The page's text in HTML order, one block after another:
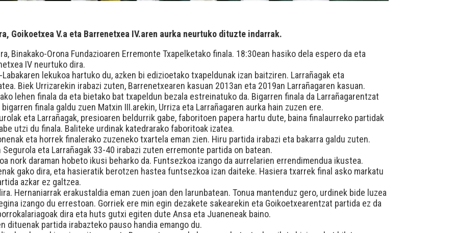
Goikoetxea V.a eta Barrenetxea IV.aren aurka neurtuko dituzte indarrak.
Binakako-Orona Fundazioaren Erremonte Txapelketako finala. 18:30ean hasiko dela espero da eta
IV neurtuko dira.
lekukoa hartuko du, azken bi edizioetako txapeldunak izan baitziren. Larrañagak eta
Biek Urrizarekin irabazi zuten, Barrenetxearen kasuan 2013an eta 2019an Larrañagaren kasuan.
lehen finala da eta bietako bat txapeldun bezala estreinatuko da. Bigarren finala da Larrañagarentzat
finala galdu zuen Matxin III.arekin, Urriza eta Larrañagaren aurka hain zuzen ere.
eta Larrañagak, presioaren beldurrik gabe, faboritoen papera hartu dute, baina finalaurreko partidak
utzi du finala. Baliteke urdinak katedrarako faboritoak izatea.
eta horrek finalerako zuzeneko txartela eman zien. Hiru partida irabazi eta bakarra galdu zuten.
eta Larrañagak 33-40 irabazi zuten erremonte partida on batean.
nork daraman hobeto ikusi beharko da. Funtsezkoa izango da aurrelarien errendimendua ikustea.
gako dira, eta hasieratik berotzen hastea funtsezkoa izan daiteke. Hasiera txarrek final asko markatu
azkar ez galtzea.
Hernaniarrak erakustaldia eman zuen joan den larunbatean. Tonua mantenduz gero, urdinek bide luzea
izango du errestoan. Gorriek ere min egin dezakete sakearekin eta Goikoetxearentzat partida ez da
dira eta huts gutxi egiten dute Ansa eta Juaneneak baino.
dituenak partida irabazteko pauso handia emango du.